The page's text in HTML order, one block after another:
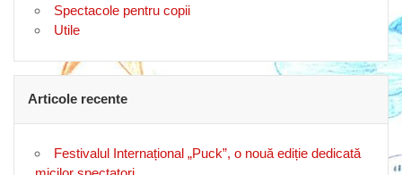
Spectacole pentru copii
Utile
Articole recente
Festivalul Internațional „Puck”, o nouă ediție dedicată